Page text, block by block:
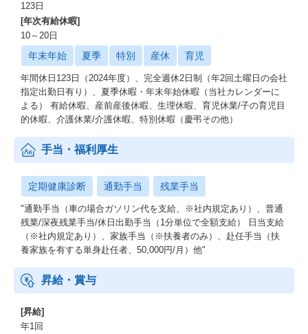
123日
[年次有給休暇]
10～20日
年末年始 夏季 特別 産休 育児
年間休日123日（2024年度）、完全週休2日制（年2回土曜日の会社
指定出勤日有り）、夏季休暇・年末年始休暇（当社カレンダーに
よる） 有給休暇、産前産後休暇、生理休暇、育児休業/子の育児目
的休暇、介護休業/介護休暇、特別休暇（慶弔その他）
手当・福利厚生
定期健康診断 通勤手当 残業手当
"通勤手当（車の場合ガソリン代を支給、※社内規定あり）、普通
残業/深夜残業手当/休日出勤手当（1分単位で全額支給） 日当支給
（※社内規定あり）、家族手当（※扶養者のみ）、赴任手当（扶
養家族を有する単身赴任者、50,000円/月）他"
昇給・賞与
[昇給]
年1回